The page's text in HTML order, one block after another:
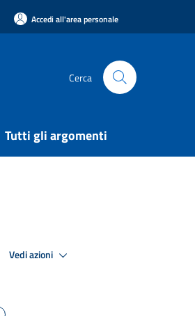
Accedi all'area personale
Cerca
Tutti gli argomenti
Vedi azioni